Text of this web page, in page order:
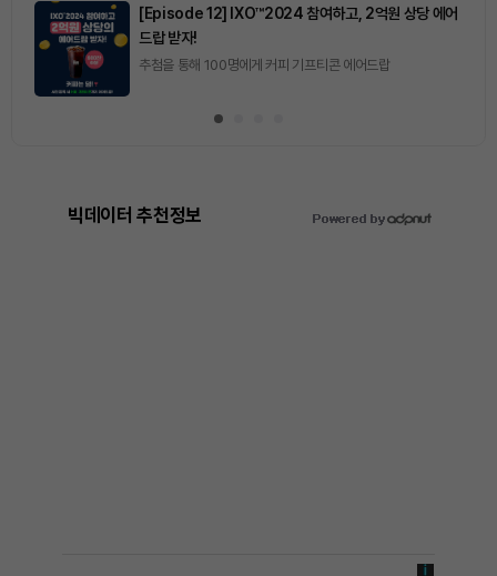
[Episode 12] IXO™2024 참여하고, 2억원 상당 에어
드랍 받자!
추첨을 통해 100명에게 커피 기프티콘 에어드랍
빅데이터 추천정보